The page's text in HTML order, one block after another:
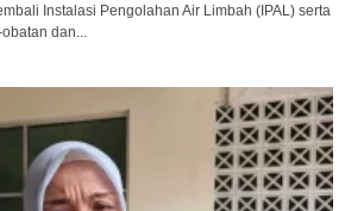
Instalasi Pengolahan Air Limbah (IPAL) serta
dan...